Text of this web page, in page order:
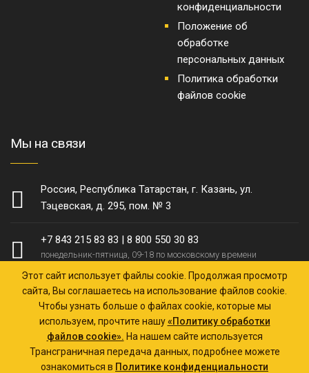
конфиденциальности
Положение об
обработке
персональных данных
Политика обработки
файлов cookie
Мы на связи
Россия, Республика Татарстан, г. Казань, ул.
Тэцевская, д. 295, пом. № 3
+7 843 215 83 83 | 8 800 550 30 83
понедельник-пятница, 09-18 по московскому времени
zakaz@ktz-zavod.ru
ответим в течение 30 минут
Этот сайт использует файлы cookie. Продолжая просмотр
сайта, Вы соглашаетесь на использование файлов cookie.
Чтобы узнать больше о файлах cookie, которые мы
используем, прочтите нашу«Политику обработки
файлов cookie». На нашем сайте используется
Трансграничная передача данных, подробнее можете
ознакомиться в Политике конфиденциальности